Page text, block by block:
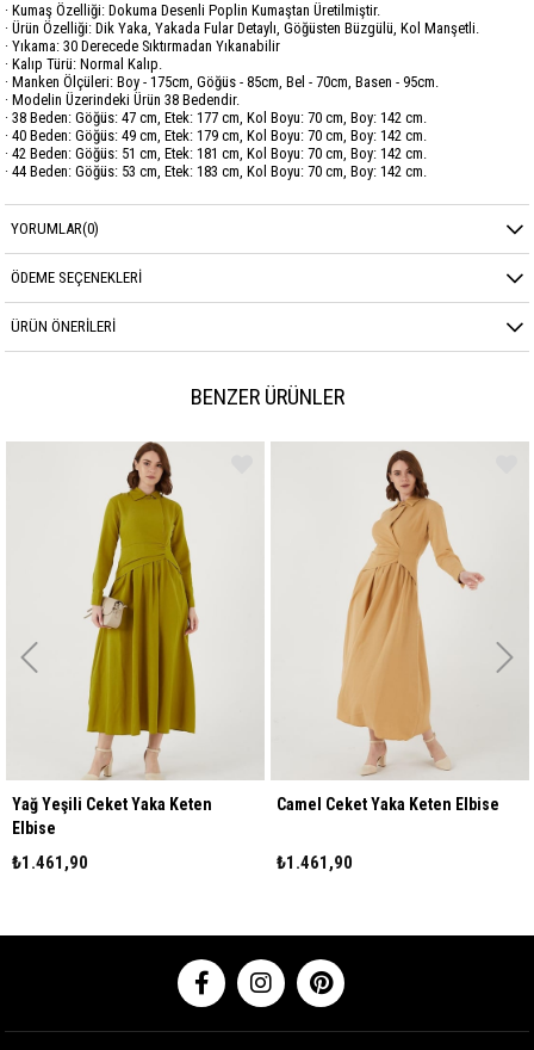
· Kumaş Özelliği: Dokuma Desenli Poplin Kumaştan Üretilmiştir.
· Ürün Özelliği: Dik Yaka, Yakada Fular Detaylı, Göğüsten Büzgülü, Kol Manşetli.
· Yıkama: 30 Derecede Sıktırmadan Yıkanabilir
· Kalıp Türü: Normal Kalıp.
· Manken Ölçüleri: Boy - 175cm, Göğüs - 85cm, Bel - 70cm, Basen - 95cm.
· Modelin Üzerindeki Ürün 38 Bedendir.
· 38 Beden: Göğüs: 47 cm, Etek: 177 cm, Kol Boyu: 70 cm, Boy: 142 cm.
· 40 Beden: Göğüs: 49 cm, Etek: 179 cm, Kol Boyu: 70 cm, Boy: 142 cm.
· 42 Beden: Göğüs: 51 cm, Etek: 181 cm, Kol Boyu: 70 cm, Boy: 142 cm.
· 44 Beden: Göğüs: 53 cm, Etek: 183 cm, Kol Boyu: 70 cm, Boy: 142 cm.
Sezon YAZ
Kumaş Cinsi
YORUMLAR(0)
ÖDEME SEÇENEKLERI
ÜRÜN ÖNERILERI
BENZER ÜRÜNLER
Yağ Yeşili Ceket Yaka Keten
Elbise
₺1.461,90
Camel Ceket Yaka Keten Elbise
₺1.461,90